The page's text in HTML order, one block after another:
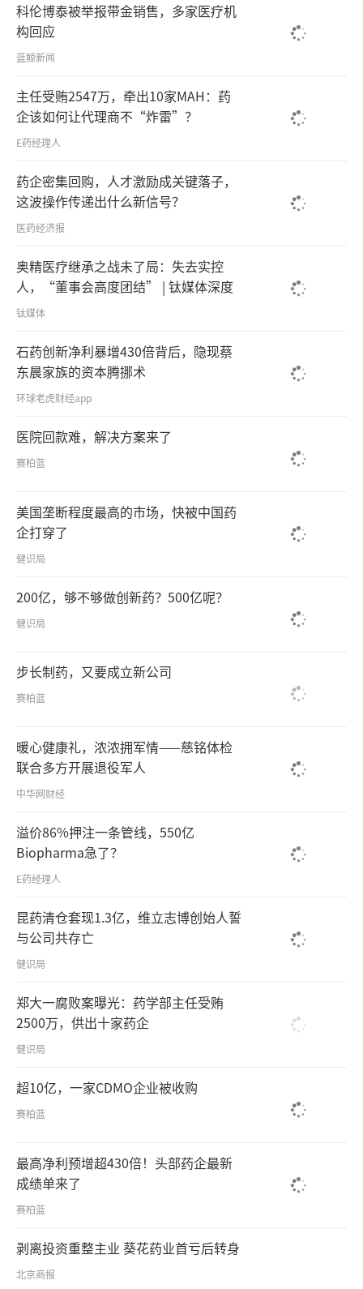
科伦博泰被举报带金销售，多家医疗机
构回应
蓝鲸新闻
主任受贿2547万，牵出10家MAH：药
企该如何让代理商不“炸雷”？
E药经理人
药企密集回购，人才激励成关键落子，
这波操作传递出什么新信号？
医药经济报
奥精医疗继承之战未了局：失去实控
人，“董事会高度团结” | 钛媒体深度
钛媒体
石药创新净利暴增430倍背后，隐现蔡
东晨家族的资本腾挪术
环球老虎财经app
医院回款难，解决方案来了
赛柏蓝
美国垄断程度最高的市场，快被中国药
企打穿了
健识局
200亿，够不够做创新药？500亿呢？
健识局
步长制药，又要成立新公司
赛柏蓝
暖心健康礼，浓浓拥军情——慈铭体检
联合多方开展退役军人
中华网财经
溢价86%押注一条管线，550亿
Biopharma急了？
E药经理人
昆药清仓套现1.3亿，维立志博创始人誓
与公司共存亡
健识局
郑大一腐败案曝光：药学部主任受贿
2500万，供出十家药企
健识局
超10亿，一家CDMO企业被收购
赛柏蓝
最高净利预增超430倍！头部药企最新
成绩单来了
赛柏蓝
剥离投资重整主业 葵花药业首亏后转身
北京商报